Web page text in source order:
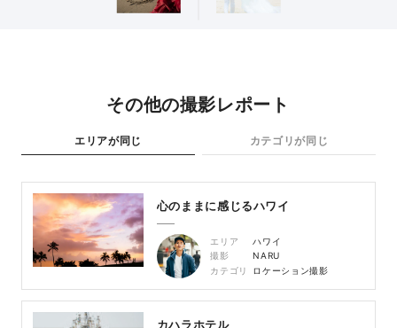
その他の撮影レポート
エリアが同じ カテゴリが同じ
心のままに感じるハワイ
エリア
ハワイ
撮影
NARU
カテゴリ
ロケーション撮影
カハラホテル